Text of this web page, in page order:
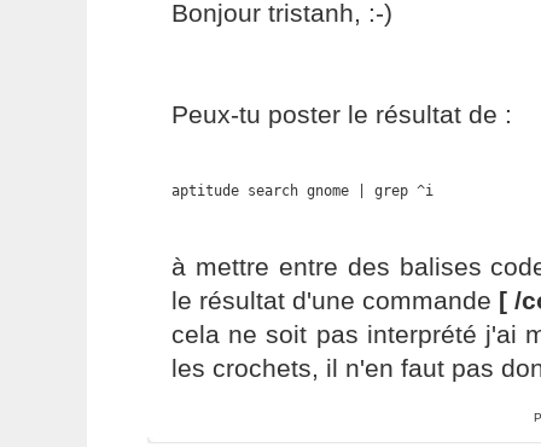
Bonjour tristanh, :-)
Peux-tu poster le résultat de :
aptitude search gnome | grep ^i
à mettre entre des balises
le résultat d'une commande [ /
cela ne soit pas interprété j'ai
les crochets, il n'en faut pas